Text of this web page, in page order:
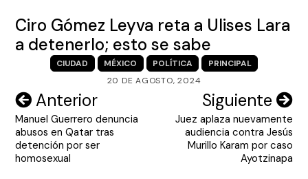
Ciro Gómez Leyva reta a Ulises Lara
a detenerlo; esto se sabe
CIUDAD MÉXICO POLÍTICA
PRINCIPAL
20 DE AGOSTO, 2024
Navegación
de
entradas
Anterior
Manuel Guerrero denuncia
abusos en Qatar tras
detención por ser
homosexual
Siguiente
Juez aplaza nuevamente
audiencia contra Jesús
Murillo Karam por caso
Ayotzinapa